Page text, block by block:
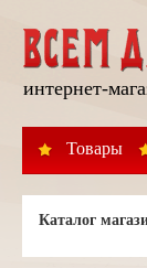
интернет-
Товары
Каталог